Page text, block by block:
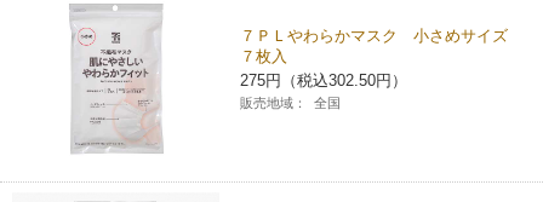
ニンテンドー・ダウンロードカード
スキャン
ファクス
チケット
セブン銀行ATM
ご利用可能なお支払い方法
各種料金のお支払い
チケットぴあ
イープラス
CNプレイガイド
タワーレコード
セブンネットショッピング
停電時のサービス停止のお知らせ
貸借対照表・損益計算書
サステナビリティ推進体制
GREEN CHALLENGE 2050
店舗検索
ネットショッピング
お問い合わせ
７ＰＬやわらかマスク 小さめサイズ
７枚入
275円（税込302.50円）
販売地域： 全国